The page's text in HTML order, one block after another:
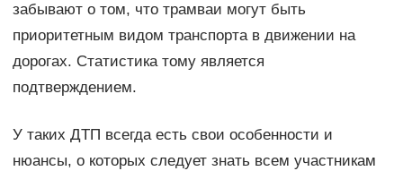
забывают о том, что трамваи могут быть
приоритетным видом транспорта в движении на
дорогах. Статистика тому является
подтверждением.
У таких ДТП всегда есть свои особенности и
нюансы, о которых следует знать всем участникам